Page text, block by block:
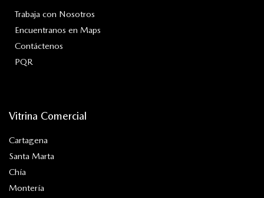
Trabaja con Nosotros
Encuentranos en Maps
Contáctenos
PQR
Vitrina Comercial
Cartagena
Santa Marta
Chía
Montería